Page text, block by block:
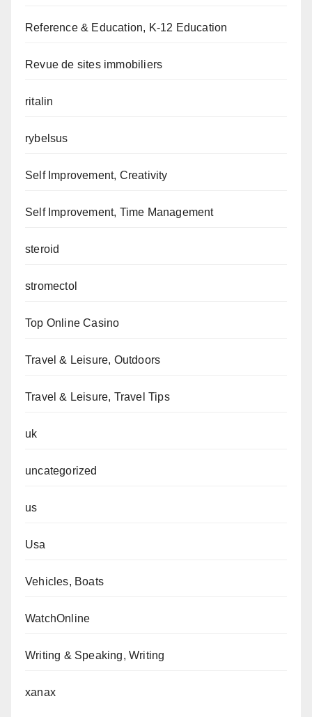
Reference & Education, K-12 Education
Revue de sites immobiliers
ritalin
rybelsus
Self Improvement, Creativity
Self Improvement, Time Management
steroid
stromectol
Top Online Casino
Travel & Leisure, Outdoors
Travel & Leisure, Travel Tips
uk
uncategorized
us
Usa
Vehicles, Boats
WatchOnline
Writing & Speaking, Writing
xanax